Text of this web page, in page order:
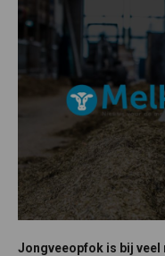
Jongveeopfok is bij veel